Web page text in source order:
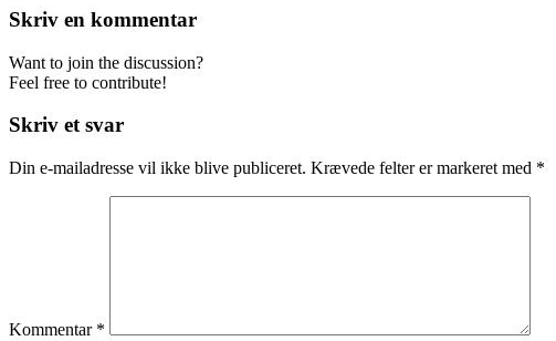
Skriv en kommentar
Want to join the discussion?
Feel free to contribute!
Skriv et svar
Din e-mailadresse vil ikke blive publiceret. Krævede felter er markeret med *
Kommentar *